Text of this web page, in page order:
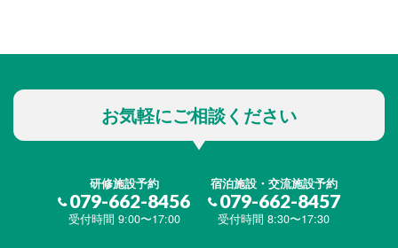
お気軽にご相談ください
研修施設予約
079-662-8456
受付時間 9:00〜17:00
宿泊施設・交流施設予約
079-662-8457
受付時間 8:30〜17:30